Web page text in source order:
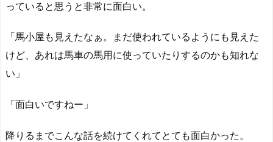
っていると思うと非常に面白い。
「馬小屋も見えたなぁ。まだ使われているようにも見えた
けど、あれは馬車の馬用に使っていたりするのかも知れな
い」
「面白いですねー」
降りるまでこんな話を続けてくれてとても面白かった。